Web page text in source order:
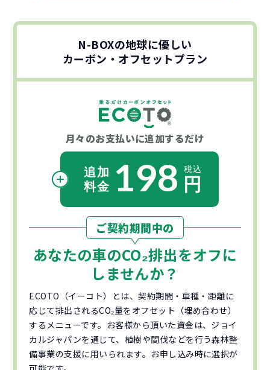
N-BOXの地球に優しい
カーボン・オフセットプラン
月々のお支払いに追加するだけ
198
ご契約期間中の
あなたの車のCO₂排出をオフに
しませんか？
ECOTO（イーコト）とは、契約期間・車種・距離に
応じて排出されるCO₂量をオフセット（埋め合わせ）
するメニューです。お客様から頂いた資金は、ジョイ
カルジャパンを通じて、植樹や間伐などを行う森林整
備事業の支援に用いられます。お申し込み時に選択が